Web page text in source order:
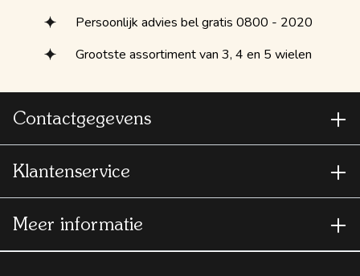
Persoonlijk advies bel gratis 0800 - 2020
Grootste assortiment van 3, 4 en 5 wielen
Contactgegevens
Klantenservice
Meer informatie